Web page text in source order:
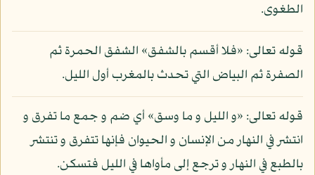
الطغوى.
قوله تعالى: «فلا أقسم بالشفق» الشفق الحمرة ثم
الصفرة ثم البياض التي تحدث بالمغرب أول الليل.
قوله تعالى: «و الليل و ما وسق» أي ضم و جمع ما تفرق و
انتشر في النهار من الإنسان و الحيوان فإنها تتفرق و تنتشر
بالطبع في النهار و ترجع إلى مأواها في الليل فتسكن.